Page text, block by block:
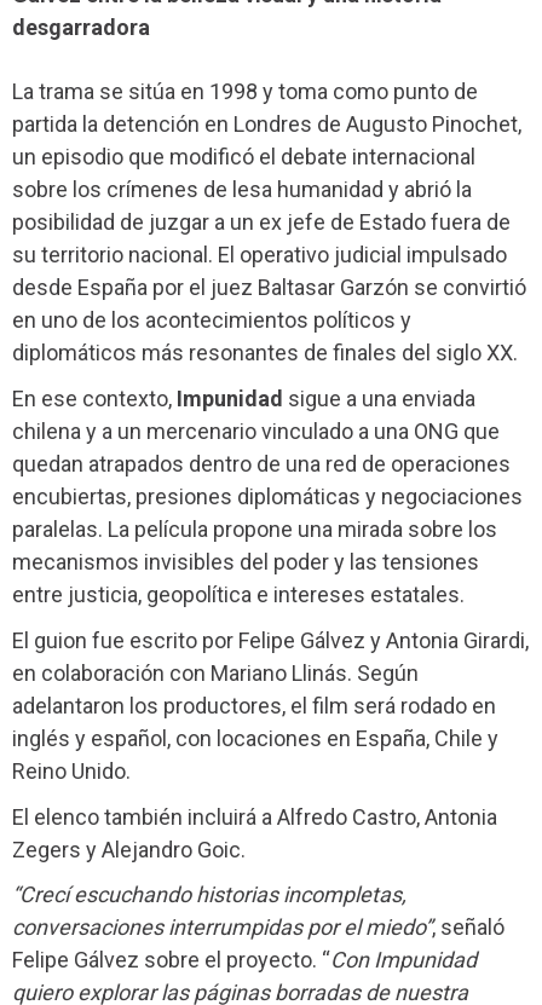
desgarradora
La trama se sitúa en 1998 y toma como punto de
partida la detención en Londres de Augusto Pinochet,
un episodio que modificó el debate internacional
sobre los crímenes de lesa humanidad y abrió la
posibilidad de juzgar a un ex jefe de Estado fuera de
su territorio nacional. El operativo judicial impulsado
desde España por el juez Baltasar Garzón se convirtió
en uno de los acontecimientos políticos y
diplomáticos más resonantes de finales del siglo XX.
En ese contexto, Impunidad sigue a una enviada
chilena y a un mercenario vinculado a una ONG que
quedan atrapados dentro de una red de operaciones
encubiertas, presiones diplomáticas y negociaciones
paralelas. La película propone una mirada sobre los
mecanismos invisibles del poder y las tensiones
entre justicia, geopolítica e intereses estatales.
El guion fue escrito por Felipe Gálvez y Antonia Girardi,
en colaboración con Mariano Llinás. Según
adelantaron los productores, el film será rodado en
inglés y español, con locaciones en España, Chile y
Reino Unido.
El elenco también incluirá a Alfredo Castro, Antonia
Zegers y Alejandro Goic.
“Crecí escuchando historias incompletas,
conversaciones interrumpidas por el miedo”, señaló
Felipe Gálvez sobre el proyecto. “Con Impunidad
quiero explorar las páginas borradas de nuestra